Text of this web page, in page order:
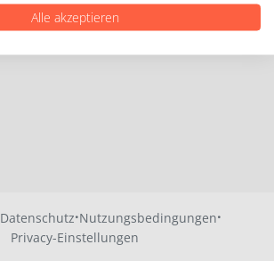
Datenschutz·Nutzungsbedingungen·
Privacy-Einstellungen
Alle akzeptieren